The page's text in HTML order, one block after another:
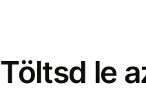
Töltsd le